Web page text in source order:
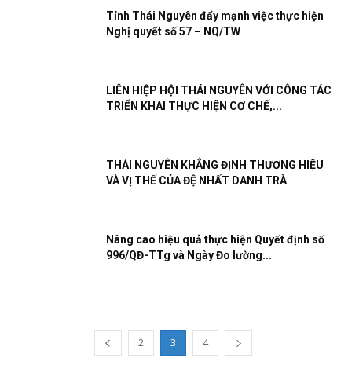
Tỉnh Thái Nguyên đẩy mạnh việc thực hiện
Nghị quyết số 57 – NQ/TW
LIÊN HIỆP HỘI THÁI NGUYÊN VỚI CÔNG TÁC
TRIỂN KHAI THỰC HIỆN CƠ CHẾ,...
THÁI NGUYÊN KHẲNG ĐỊNH THƯƠNG HIỆU
VÀ VỊ THẾ CỦA ĐỆ NHẤT DANH TRÀ
Nâng cao hiệu quả thực hiện Quyết định số
996/QĐ-TTg và Ngày Đo lường...
2 3 4